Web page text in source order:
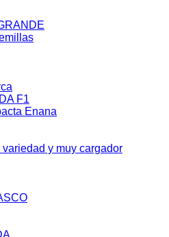
F1
Enana
y muy cargador